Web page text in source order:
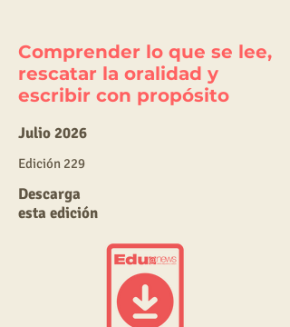
Comprender lo que se lee,
rescatar la oralidad y
escribir con propósito
Julio 2026
Edición 229
Descarga
esta edición